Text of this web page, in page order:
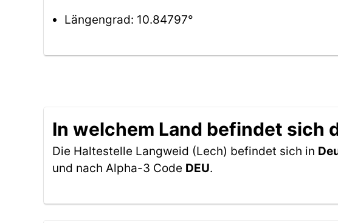
Längengrad: 10.84797°
In welchem Land befindet sich
Die Haltestelle Langweid (Lech) befindet sich in
und nach Alpha-3 Code DEU.